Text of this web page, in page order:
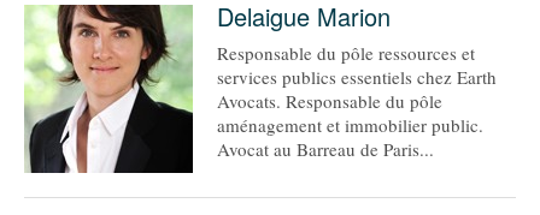
Delaigue Marion
Responsable du pôle ressources et
services publics essentiels chez Earth
Avocats. Responsable du pôle
aménagement et immobilier public.
Avocat au Barreau de Paris...